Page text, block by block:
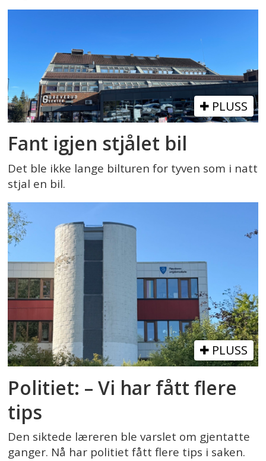
PLUSS
Fant igjen stjålet bil
Det ble ikke lange bilturen for tyven som i natt
stjal en bil.
PLUSS
Politiet: – Vi har fått flere
tips
Den siktede læreren ble varslet om gjentatte
ganger. Nå har politiet fått flere tips i saken.